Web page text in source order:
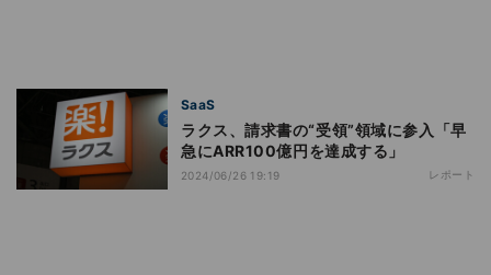
SaaS
ラクス、請求書の“受領”領域に参入「早
急にARR100億円を達成する」
2024/06/26 19:19 レポート